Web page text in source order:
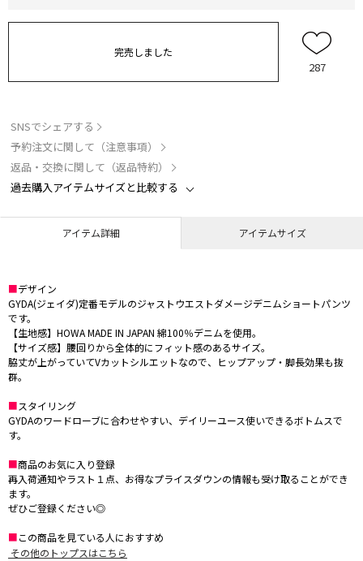
完売しました
287
SNSでシェアする
予約注文に関して（注意事項）
返品・交換に関して（返品特約）
過去購入アイテムサイズと比較する
アイテム詳細 アイテムサイズ
■デザイン
GYDA(ジェイダ)定番モデルのジャストウエストダメージデニムショートパンツ
です。
【生地感】HOWA MADE IN JAPAN 綿100％デニムを使用。
【サイズ感】腰回りから全体的にフィット感のあるサイズ。
脇丈が上がっていてVカットシルエットなので、ヒップアップ・脚長効果も抜
群。
■スタイリング
GYDAのワードローブに合わせやすい、デイリーユース使いできるボトムスで
す。
■商品のお気に入り登録
再入荷通知やラスト１点、お得なプライスダウンの情報も受け取ることができ
ます。
ぜひご登録ください◎
■この商品を見ている人におすすめ
その他のトップスはこちら